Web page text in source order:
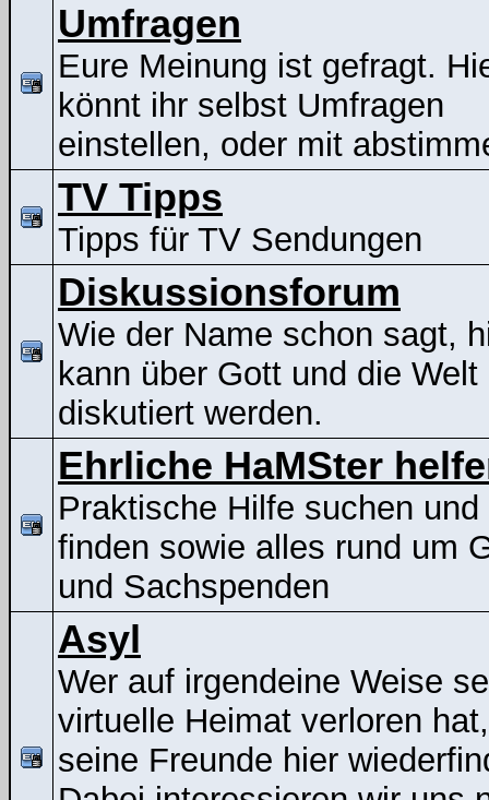
Umfragen
Eure Meinung ist gefragt.
könnt ihr selbst Umfragen
einstellen, oder mit
TV Tipps
Tipps für TV Sendungen
Diskussionsforum
Wie der Name schon sagt,
kann über Gott und die Welt
diskutiert werden.
Ehrliche HaMSter
Praktische Hilfe suchen und
finden sowie alles rund um
und Sachspenden
Asyl
Wer auf irgendeine Weise
virtuelle Heimat verloren
seine Freunde hier